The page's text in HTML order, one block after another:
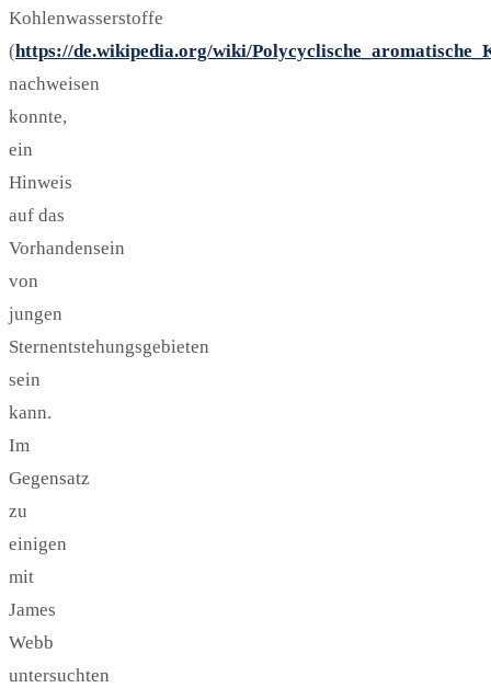
Kohlenwasserstoffe
(https://de.wikipedia.org/wiki/
nachweisen
konnte,
ein
Hinweis
auf das
Vorhandensein
von
jungen
Sternentstehungsgebieten
sein
kann.
Im
Gegensatz
zu
einigen
mit
James
Webb
untersuchten